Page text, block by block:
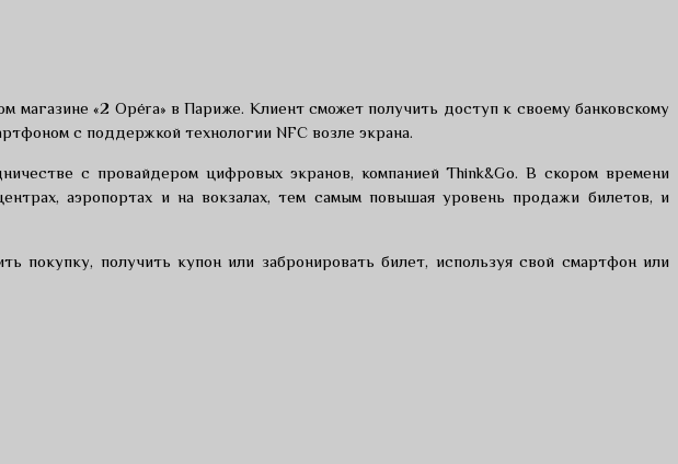
магазине «2 Opéra» в Париже. Клиент сможет получить доступ к своему банковскому
с поддержкой технологии NFC возле экрана.
с провайдером цифровых экранов, компанией Think&Go. В скором времени
аэропортах и на вокзалах, тем самым повышая уровень продажи билетов, и
покупку, получить купон или забронировать билет, используя свой смартфон или